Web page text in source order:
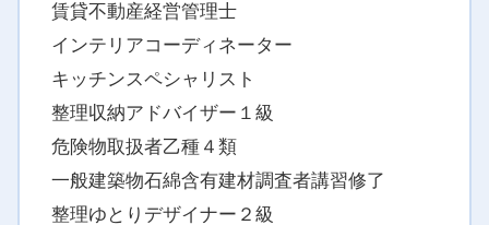
賃貸不動産経営管理士
インテリアコーディネーター
キッチンスペシャリスト
整理収納アドバイザー１級
危険物取扱者乙種４類
一般建築物石綿含有建材調査者講習修了
整理ゆとりデザイナー２級